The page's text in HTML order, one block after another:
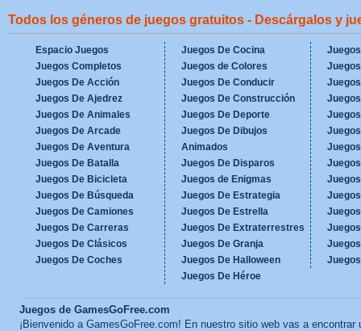
Todos los géneros de juegos gratuitos - Descárgalos y
Espacio Juegos
Juegos Completos
Juegos De Acción
Juegos De Ajedrez
Juegos De Animales
Juegos De Arcade
Juegos De Aventura
Juegos De Batalla
Juegos De Bicicleta
Juegos De Búsqueda
Juegos De Camiones
Juegos De Carreras
Juegos De Clásicos
Juegos De Coches
Juegos De Cocina
Juegos de Colores
Juegos De Conducir
Juegos De Construcción
Juegos De Deporte
Juegos De Dibujos
Animados
Juegos De Disparos
Juegos de Enigmas
Juegos De Estrategia
Juegos De Estrella
Juegos De Extraterrestres
Juegos De Granja
Juegos De Halloween
Juegos De Héroe
Juegos de GamesGoFree.com
¡Bienvenido a GamesGoFree.com! En nuestro sitio web vas a encontrar